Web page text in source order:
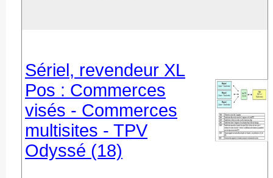
Sériel, revendeur XL
Pos : Commerces
visés - Commerces
multisites - TPV
Odyssé (18)